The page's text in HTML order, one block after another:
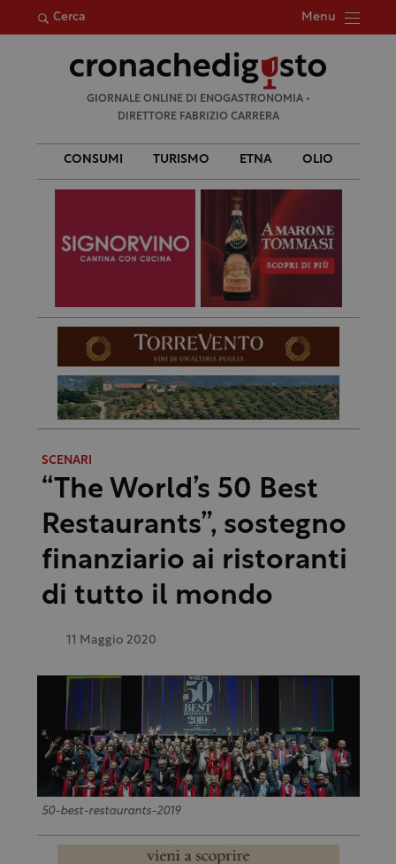
Cerca Menu
per:
GIORNALE ONLINE DI ENOGASTRONOMIA •
DIRETTORE FABRIZIO CARRERA
CONSUMI TURISMO ETNA OLIO
SCENARI
“The World’s 50 Best
Restaurants”, sostegno
finanziario ai ristoranti
di tutto il mondo
11 Maggio 2020
50-best-restaurants-2019